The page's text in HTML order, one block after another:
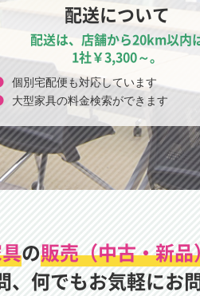
配送について
配送は、店舗から20km以内
1社￥3,300～。
個別宅配便も対応しています
大型家具の料金検索ができます
の販売（中古・新品
、何でもお気軽にお